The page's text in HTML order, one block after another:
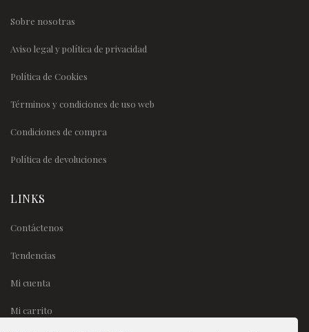
Sobre nosotras
Aviso legal y política de privacidad
Política de Cookies
Términos y condiciones de uso web
Condiciones de compra
Política de devoluciones
LINKS
Contáctenos
Tendencias
Mi cuenta
Mi carrito